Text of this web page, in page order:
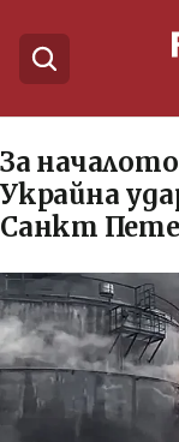
За
Украйна
Санкт